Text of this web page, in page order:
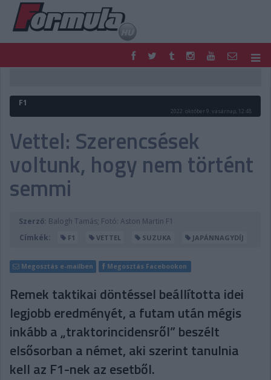
FORMULA
MOTOR
PODCAST
SHOP
DIGITÁLIS MAGAZIN
PONTÁLLÁSOK
VERSENYNAPTÁRAK
F1
2022. október 9. vasárnap, 12:48
Vettel: Szerencsések
voltunk, hogy nem történt
semmi
Szerző: Balogh Tamás; Fotó: Aston Martin F1
Címkék:
F1 VETTEL SUZUKA JAPÁNNAGYDÍJ
Megosztás e-mailben Megosztás Facebookon
Remek taktikai döntéssel beállította idei
legjobb eredményét, a futam után mégis
inkább a „traktorincidensről” beszélt
elsősorban a német, aki szerint tanulnia
kell az F1-nek az esetből.